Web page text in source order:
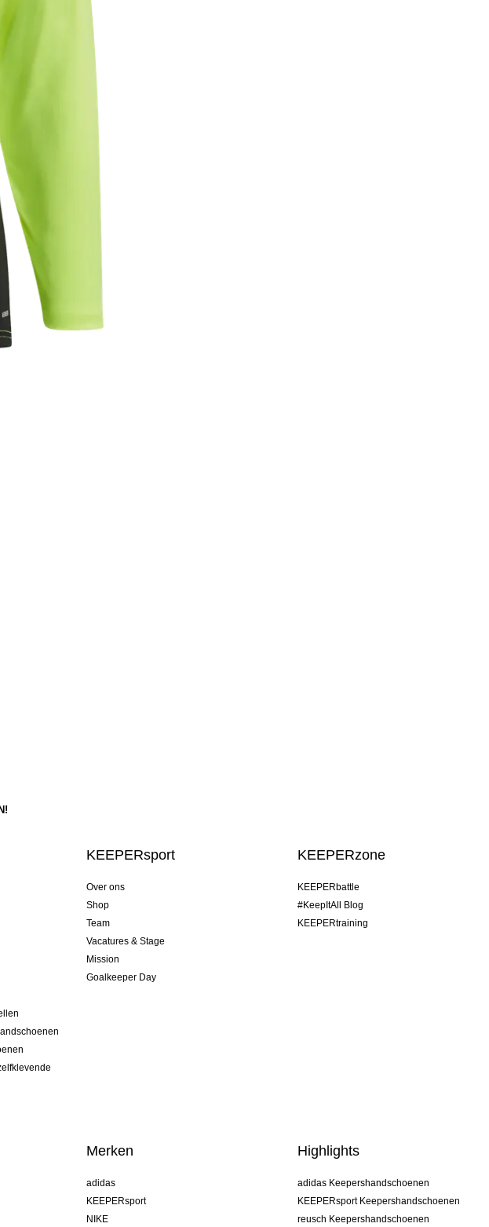
KEEPERsport
Over ons
Shop
Team
Vacatures & Stage
Mission
Goalkeeper Day
KEEPERzone
KEEPERbattle
#KeepItAll Blog
KEEPERtraining
Merken
adidas
KEEPERsport
NIKE
Highlights
adidas Keepershandschoenen
KEEPERsport Keepershandschoenen
reusch Keepershandschoenen